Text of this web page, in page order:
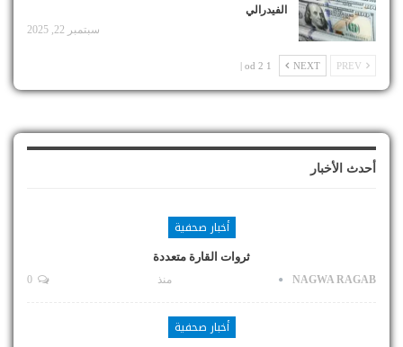
الفيدرالي
سبتمبر 22, 2025
NEXT
1 od 2 |
أحدث الأخبار
أخبار صحفية
ثروات القارة متعددة
NAGWA RAGAB منذ
أخبار صحفية